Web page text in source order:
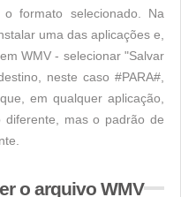
formato selecionado. Na
uma das aplicações e,
WMV - selecionar "Salvar
neste caso #PARA#,
em qualquer aplicação,
mas o padrão de
o arquivo WMV